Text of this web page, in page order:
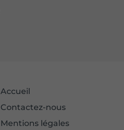
Accueil
Contactez-nous
Mentions légales